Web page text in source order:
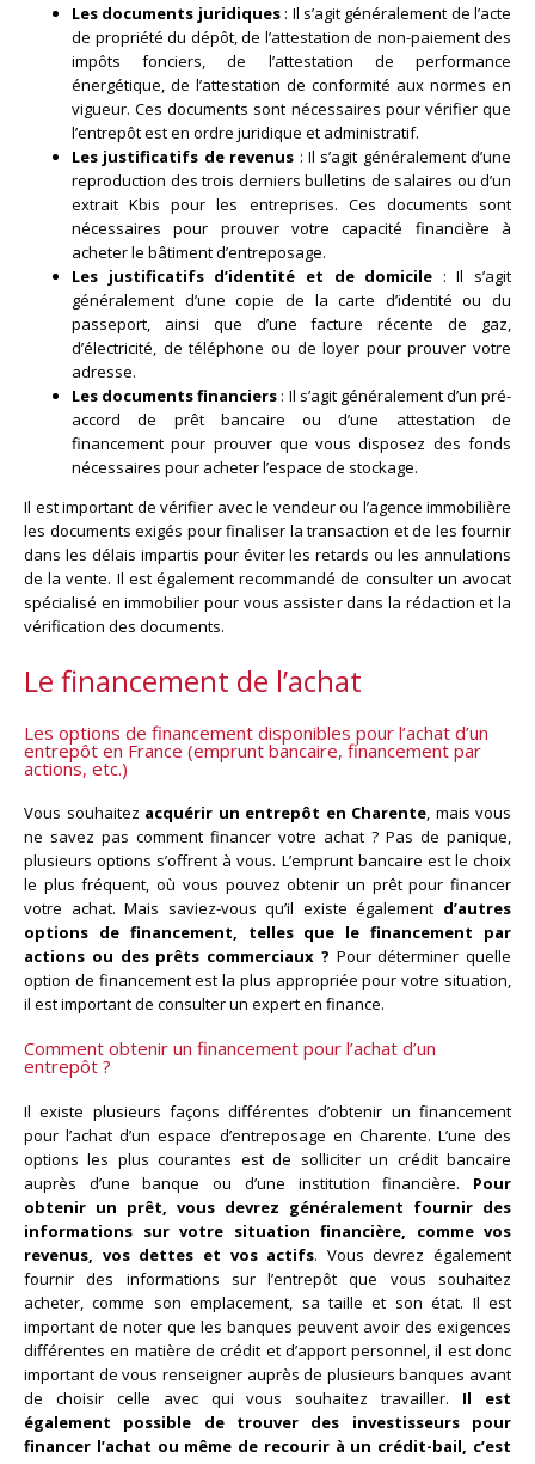
Les documents juridiques: Il s’agit généralement de l’acte
de propriété du dépôt, de l’attestation de non-paiement des
impôts fonciers, de l’attestation de performance
énergétique, de l’attestation de conformité aux normes en
vigueur. Ces documents sont nécessaires pour vérifier que
l’entrepôt est en ordre juridique et administratif.
Les justificatifs de revenus : Il s’agit généralement d’une
reproduction des trois derniers bulletins de salaires ou d’un
extrait Kbis pour les entreprises. Ces documents sont
nécessaires pour prouver votre capacité financière à
acheter le bâtiment d’entreposage.
Les justificatifs d’identité et de domicile : Il s’agit
généralement d’une copie de la carte d’identité ou du
passeport, ainsi que d’une facture récente de gaz,
d’électricité, de téléphone ou de loyer pour prouver votre
adresse.
Les documents financiers : Il s’agit généralement d’un pré-
accord de prêt bancaire ou d’une attestation de
financement pour prouver que vous disposez des fonds
nécessaires pour acheter l’espace de stockage.
Il est important de vérifier avec le vendeur ou l’agence immobilière
les documents exigés pour finaliser la transaction et de les fournir
dans les délais impartis pour éviter les retards ou les annulations
de la vente. Il est également recommandé de consulter un avocat
spécialisé en immobilier pour vous assister dans la rédaction et la
vérification des documents.
Le financement de l’achat
Les options de financement disponibles pour l’achat d’un
entrepôt en France (emprunt bancaire, financement par
actions, etc.)
Vous souhaitez acquérir un entrepôt en Charente, mais vous
ne savez pas comment financer votre achat ? Pas de panique,
plusieurs options s’offrent à vous. L’emprunt bancaire est le choix
le plus fréquent, où vous pouvez obtenir un prêt pour financer
votre achat. Mais saviez-vous qu’il existe également d’autres
options de financement, telles que le financement par
actions ou des prêts commerciaux ? Pour déterminer quelle
option de financement est la plus appropriée pour votre situation,
il est important de consulter un expert en finance.
Comment obtenir un financement pour l’achat d’un
entrepôt ?
Il existe plusieurs façons différentes d’obtenir un financement
pour l’achat d’un espace d’entreposage en Charente. L’une des
options les plus courantes est de solliciter un crédit bancaire
auprès d’une banque ou d’une institution financière. Pour
obtenir un prêt, vous devrez généralement fournir des
informations sur votre situation financière, comme vos
revenus, vos dettes et vos actifs. Vous devrez également
fournir des informations sur l’entrepôt que vous souhaitez
acheter, comme son emplacement, sa taille et son état. Il est
important de noter que les banques peuvent avoir des exigences
différentes en matière de crédit et d’apport personnel, il est donc
important de vous renseigner auprès de plusieurs banques avant
de choisir celle avec qui vous souhaitez travailler. Il est
également possible de trouver des investisseurs pour
financer l’achat ou même de recourir à un crédit-bail, c’est